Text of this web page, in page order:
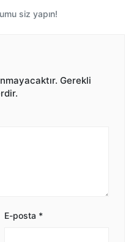
siz yapın!
Gerekli
E-posta *